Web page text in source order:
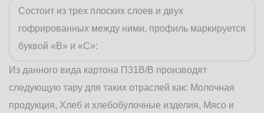
Состоит из трех плоских слоев и двух
гофрированных между ними, профиль маркируется
буквой «В» и «С»:
Из данного вида картона П31В/B производят
следующую тару для таких отраслей как: Молочная
продукция, Хлеб и хлебобулочные изделия, Мясо и